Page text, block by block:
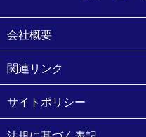
会社概要
関連リンク
サイトポリシー